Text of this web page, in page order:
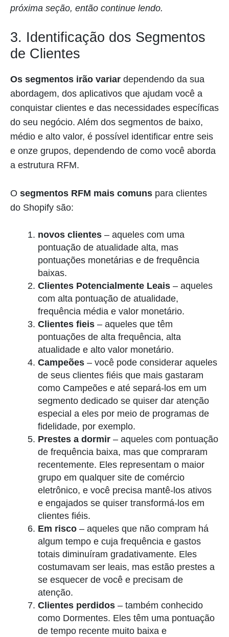
próxima seção, então continue lendo.
3. Identificação dos Segmentos
de Clientes
Os segmentos irão variar dependendo da sua
abordagem, dos aplicativos que ajudam você a
conquistar clientes e das necessidades específicas
do seu negócio. Além dos segmentos de baixo,
médio e alto valor, é possível identificar entre seis
e onze grupos, dependendo de como você aborda
a estrutura RFM.
O segmentos RFM mais comuns para clientes
do Shopify são:
novos clientes – aqueles com uma
pontuação de atualidade alta, mas
pontuações monetárias e de frequência
baixas.
Clientes Potencialmente Leais – aqueles
com alta pontuação de atualidade,
frequência média e valor monetário.
Clientes fieis – aqueles que têm
pontuações de alta frequência, alta
atualidade e alto valor monetário.
Campeões – você pode considerar aqueles
de seus clientes fiéis que mais gastaram
como Campeões e até separá-los em um
segmento dedicado se quiser dar atenção
especial a eles por meio de programas de
fidelidade, por exemplo.
Prestes a dormir – aqueles com pontuação
de frequência baixa, mas que compraram
recentemente. Eles representam o maior
grupo em qualquer site de comércio
eletrônico, e você precisa mantê-los ativos
e engajados se quiser transformá-los em
clientes fiéis.
Em risco – aqueles que não compram há
algum tempo e cuja frequência e gastos
totais diminuíram gradativamente. Eles
costumavam ser leais, mas estão prestes a
se esquecer de você e precisam de
atenção.
Clientes perdidos – também conhecido
como Dormentes. Eles têm uma pontuação
de tempo recente muito baixa e